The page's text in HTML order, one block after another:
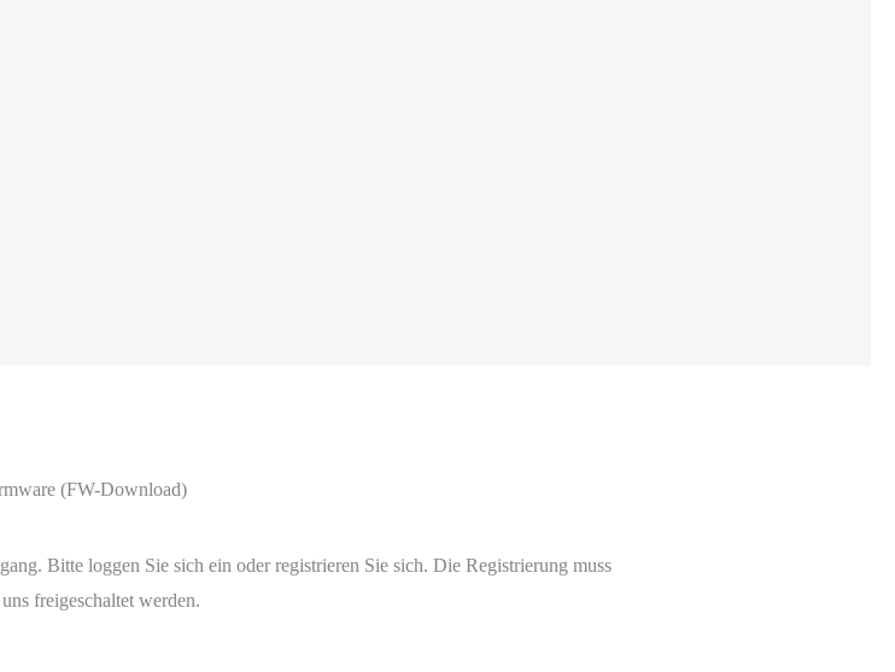
(FW-Download)
Bitte loggen Sie sich ein oder registrieren Sie sich. Die Registrierung muss
freigeschaltet werden.